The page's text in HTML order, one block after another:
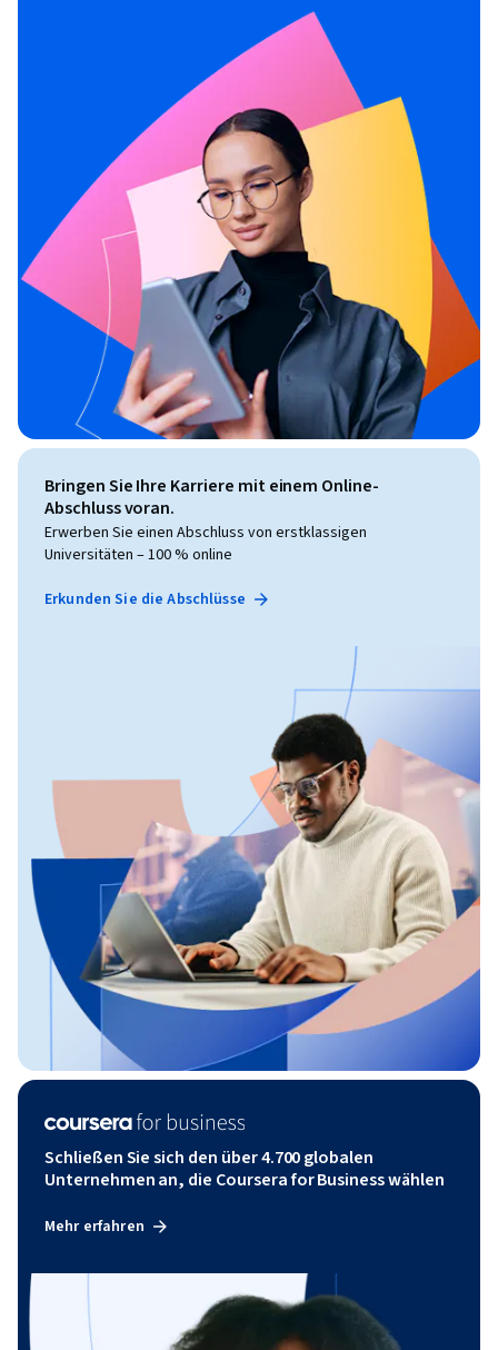
Bringen Sie Ihre Karriere mit einem Online-
Abschluss voran.
Erwerben Sie einen Abschluss von erstklassigen
Universitäten – 100 % online
Erkunden Sie die Abschlüsse
Schließen Sie sich den über 4.700 globalen
Unternehmen an, die Coursera for Business wählen
Mehr erfahren